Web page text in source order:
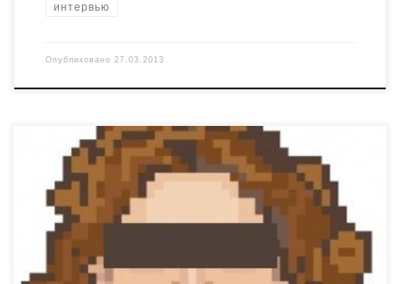
интервью
Опубликовано 27.03.2013
Дал небольшое интервью немецкой прессе про
Тимошенко, тюрьмы, Евро-2012 и необходимость
бойкота всего что бойкотируется.